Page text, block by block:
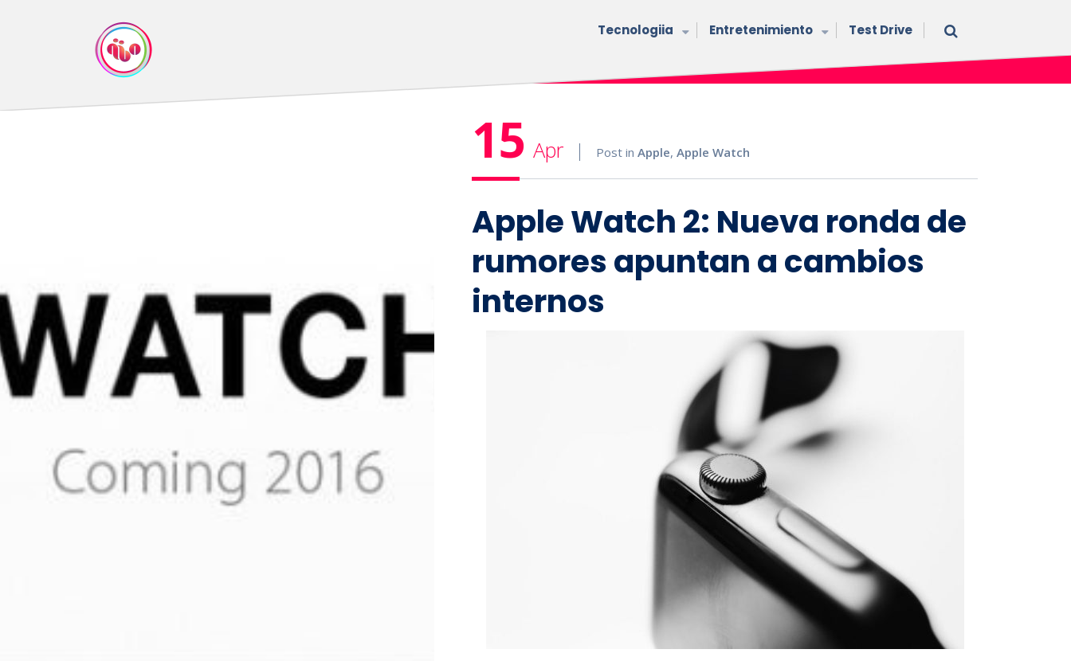
Tecnologiia Entretenimiento Test Drive
15 Apr Post inApple,Apple Watch
Apple Watch 2: Nueva ronda de
rumores apuntan a cambios
internos